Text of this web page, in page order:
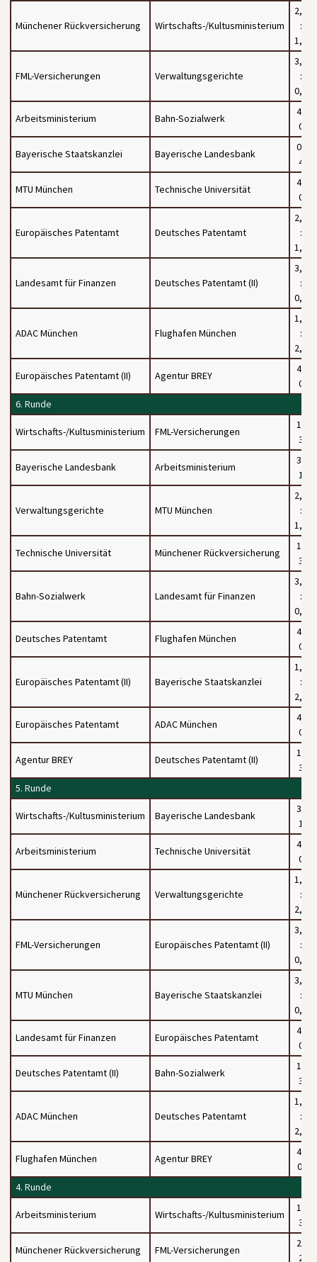
Münchener Rückversicherung Wirtschafts-/Kultusministerium
2,5
:
1,5
FML-Versicherungen Verwaltungsgerichte
3,5
:
0,5
Arbeitsministerium Bahn-Sozialwerk
4 :
0
Bayerische Staatskanzlei Bayerische Landesbank
0 :
4
MTU München Technische Universität
4 :
0
Europäisches Patentamt Deutsches Patentamt
2,5
:
1,5
Landesamt für Finanzen Deutsches Patentamt (II)
3,5
:
0,5
ADAC München Flughafen München
1,5
:
2,5
Europäisches Patentamt (II) Agentur BREY
4 :
0
6. Runde
Wirtschafts-/Kultusministerium FML-Versicherungen
1 :
3
Bayerische Landesbank Arbeitsministerium
3 :
1
Verwaltungsgerichte MTU München
2,5
:
1,5
Technische Universität Münchener Rückversicherung
1 :
3
Bahn-Sozialwerk Landesamt für Finanzen
3,5
:
0,5
Deutsches Patentamt Flughafen München
4 :
0
Europäisches Patentamt (II) Bayerische Staatskanzlei
1,5
:
2,5
Europäisches Patentamt ADAC München
4 :
0
Agentur BREY Deutsches Patentamt (II)
1 :
3
5. Runde
Wirtschafts-/Kultusministerium Bayerische Landesbank
3 :
1
Arbeitsministerium Technische Universität
4 :
0
Münchener Rückversicherung Verwaltungsgerichte
1,5
:
2,5
FML-Versicherungen Europäisches Patentamt (II)
3,5
:
0,5
MTU München Bayerische Staatskanzlei
3,5
:
0,5
Landesamt für Finanzen Europäisches Patentamt
4 :
0
Deutsches Patentamt (II) Bahn-Sozialwerk
1 :
3
ADAC München Deutsches Patentamt
1,5
:
2,5
Flughafen München Agentur BREY
4 :
0.
4. Runde
Arbeitsministerium Wirtschafts-/Kultusministerium
1 :
3
Münchener Rückversicherung FML-Versicherungen
2 :
2